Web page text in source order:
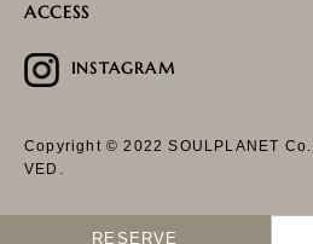
RESERVE
ACCESS
INSTAGRAM
Copyright © 2022 SOULPLANET
VED.